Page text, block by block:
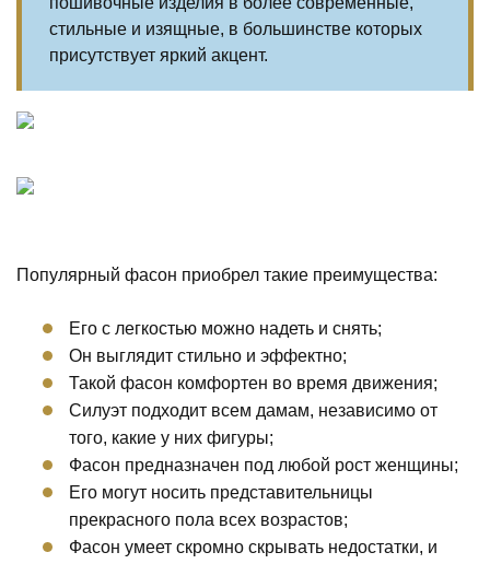
стильные и изящные, в большинстве которых
присутствует яркий акцент.
Популярный фасон приобрел такие преимущества:
Его с легкостью можно надеть и снять;
Он выглядит стильно и эффектно;
Такой фасон комфортен во время движения;
Силуэт подходит всем дамам, независимо от
того, какие у них фигуры;
Фасон предназначен под любой рост женщины;
Его могут носить представительницы
прекрасного пола всех возрастов;
Фасон умеет скромно скрывать недостатки, и